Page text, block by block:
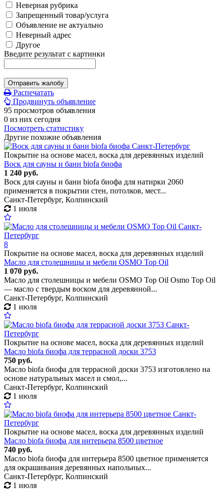
Неверная рубрика
Запрещенный товар/услуга
Объявление не актуально
Неверный адрес
Другое
Введите результат с картинки
Отправить жалобу
Распечатать
Продвинуть объявление
95 просмотров объявления
0 из них сегодня
Посмотреть статистику
Другие похожие объявления
Покрытие на основе масел, воска для деревянных изделий
Воск для сауны и бани biofa биофа
1 240 руб.
Воск для сауны и бани biofa биофа для натирки 2060
применяется в покрытии стен, потолков, мест...
Санкт-Петербург, Колпинский
1 июля
8
Покрытие на основе масел, воска для деревянных изделий
Масло для столешницы и мебели OSMO Top Oil
1 070 руб.
Масло для столешницы и мебели OSMO Top Oil Osmo Top Oil
— масло с твердым воском для деревянной...
Санкт-Петербург, Колпинский
1 июля
Покрытие на основе масел, воска для деревянных изделий
Масло biofa биофа для террасной доски 3753
750 руб.
Масло biofa биофа для террасной доски 3753 изготовлено на
основе натуральных масел и смол,...
Санкт-Петербург, Колпинский
1 июля
Покрытие на основе масел, воска для деревянных изделий
Масло biofa биофа для интерьера 8500 цветное
740 руб.
Масло biofa биофа для интерьера 8500 цветное применяется
для окрашивания деревянных напольных...
Санкт-Петербург, Колпинский
1 июля